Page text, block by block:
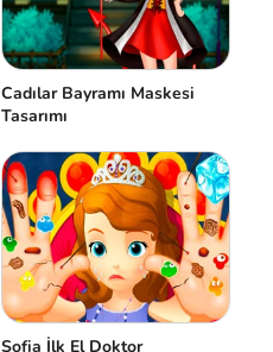
Cadılar Bayramı Maskesi
Tasarımı
Sofia İlk El Doktor